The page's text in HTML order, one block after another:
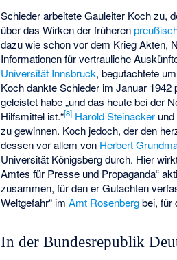
Schieder arbeitete Gauleiter Koch zu,
über das Wirken der früheren
dazu wie schon vor dem Krieg Akten,
Informationen für vertrauliche
Universität Innsbruck, begutachtete
Koch dankte Schieder im Januar
geleistet habe „und das heute bei der
Hilfsmittel ist.“[8] Harold Steinacker und
zu gewinnen. Koch jedoch, der den
dessen vor allem von Herbert
Universität Königsberg durch. Hier
Amtes für Presse und Propaganda“
zusammen, für den er Gutachten
Weltgefahr“ imAmt Rosenbergbei, für
In der Bundesrepublik